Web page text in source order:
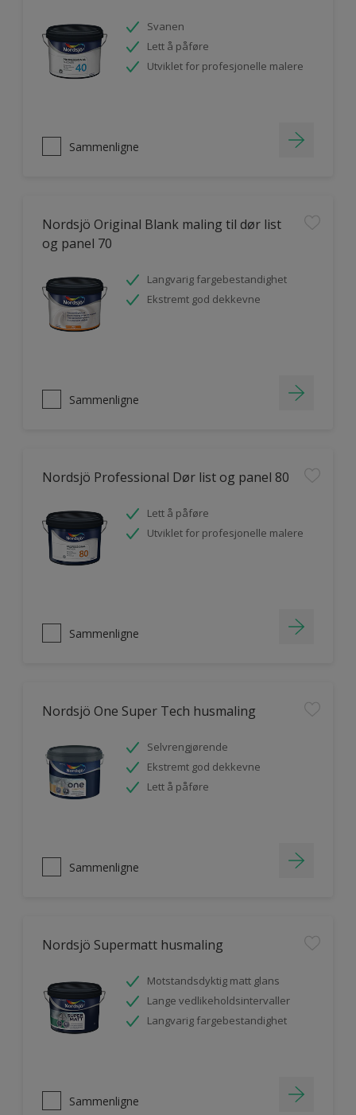
Svanen
Lett å påføre
Utviklet for profesjonelle malere
Sammenligne
Nordsjö Original Blank maling til dør list
og panel 70
Langvarig fargebestandighet
Ekstremt god dekkevne
Sammenligne
Nordsjö Professional Dør list og panel 80
Lett å påføre
Utviklet for profesjonelle malere
Sammenligne
Nordsjö One Super Tech husmaling
Selvrengjørende
Ekstremt god dekkevne
Lett å påføre
Sammenligne
Nordsjö Supermatt husmaling
Motstandsdyktig matt glans
Lange vedlikeholdsintervaller
Langvarig fargebestandighet
Sammenligne